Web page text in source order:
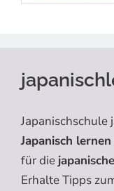
Japanischschule
Japanisch lernen
für die
Erhalte Tipps